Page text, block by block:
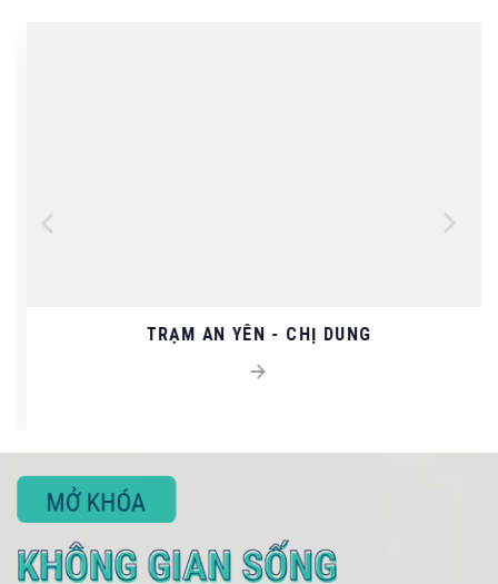
TRẠM AN YÊN - CHỊ DUNG